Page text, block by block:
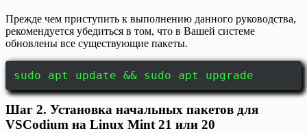
Прежде чем приступить к выполнению данного руководства,
рекомендуется убедиться в том, что в Вашей системе
обновлены все существующие пакеты.
sudo apt update && sudo apt upgrade
Шаг 2. Установка начальных пакетов для
VSCodium на Linux Mint 21 или 20